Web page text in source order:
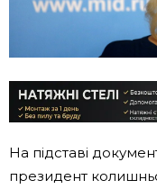
На підставі
президент